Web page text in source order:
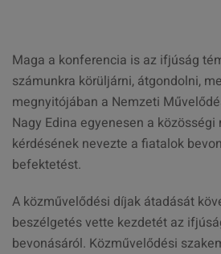
Maga a konferencia is az ifjúság
számunkra körüljárni, átgondolni,
megnyitójában a Nemzeti
Nagy Edina egyenesen a
kérdésének nevezte a fiatalok
befektetést.
A közművelődési díjak átadását
beszélgetés vette kezdetét az
bevonásáról. Közművelődési